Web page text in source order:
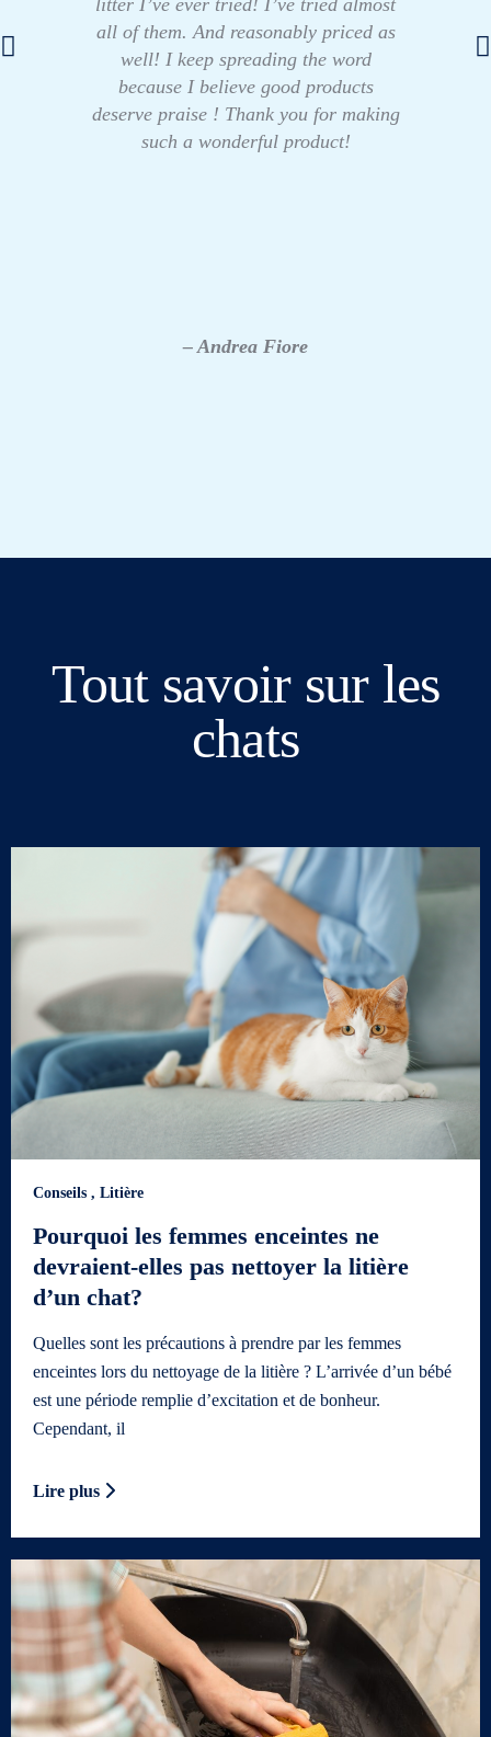
all of them. And reasonably priced as
well! I keep spreading the word
because I believe good products
deserve praise ! Thank you for making
such a wonderful product!
– Andrea Fiore
Tout savoir sur les
chats
Conseils , Litière
Pourquoi les femmes enceintes ne
devraient-elles pas nettoyer la litière
d’un chat?
Quelles sont les précautions à prendre par les femmes
enceintes lors du nettoyage de la litière ? L’arrivée d’un bébé
est une période remplie d’excitation et de bonheur.
Cependant, il
Lire plus